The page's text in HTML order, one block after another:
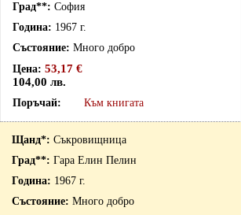
София
1967 г.
Много добро
53,17 €
104,00 лв.
Към книгата
Съкровищница
Гара Елин Пелин
1967 г.
Много добро